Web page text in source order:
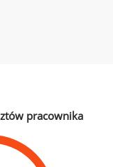
pracownika